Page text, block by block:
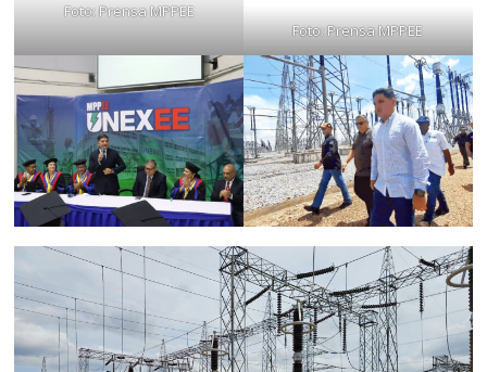
Foto: Prensa MPPEE
Foto: Prensa MPPEE